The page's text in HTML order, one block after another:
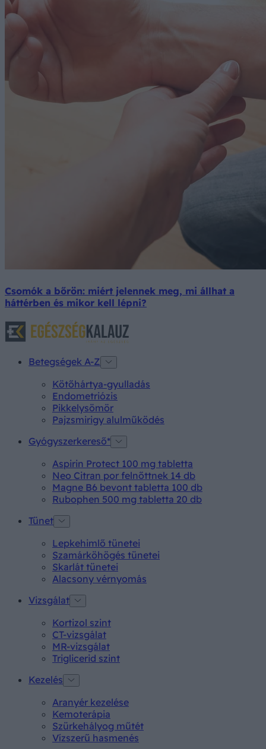
Csomók a bőrön: miért jelennek meg, mi állhat a
háttérben és mikor kell lépni?
Betegségek A-Z
Kötőhártya-gyulladás
Endometriózis
Pikkelysömör
Pajzsmirigy alulműködés
Gyógyszerkereső*
Aspirin Protect 100 mg tabletta
Neo Citran por felnőttnek 14 db
Magne B6 bevont tabletta 100 db
Rubophen 500 mg tabletta 20 db
Tünet
Lepkehimlő tünetei
Szamárköhögés tünetei
Skarlát tünetei
Alacsony vérnyomás
Vizsgálat
Kortizol szint
CT-vizsgálat
MR-vizsgálat
Triglicerid szint
Kezelés
Aranyér kezelése
Kemoterápia
Szürkehályog műtét
Vízszerű hasmenés